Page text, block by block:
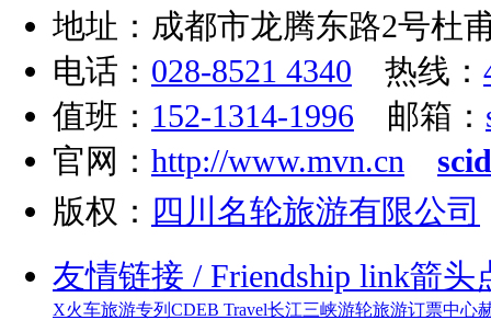
地址：成都市龙腾东路2号杜
电话： 028-8521 4340 热线：
值班： 152-1314-1996 邮箱：
官网： http://www.mvn.cn
版权： 四川名轮旅游有限公司
友情链接 / Friendship link箭头
X火车旅游专列 CDEB Travel长江三峡游轮旅游订票中心